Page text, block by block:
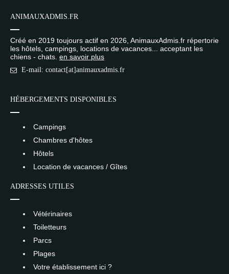
ANIMAUXADMIS.FR
Créé en 2019 toujours actif en 2026, AnimauxAdmis.fr répertorie
les hôtels, campings, locations de vacances... acceptant les
chiens - chats. en savoir plus
E-mail: contact[at]animauxadmis.fr
HÉBERGEMENTS DISPONIBLES
Campings
Chambres d'hôtes
Hôtels
Location de vacances / Gîtes
ADRESSES UTILES
Vétérinaires
Toiletteurs
Parcs
Plages
Votre établissement ici ?